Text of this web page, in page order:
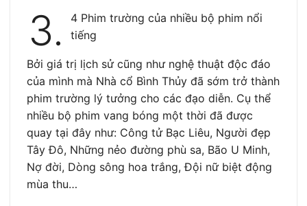
3.
4 Phim trường của nhiều bộ phim nổi
tiếng
Bởi giá trị lịch sử cũng như nghệ thuật độc đáo
của mình mà Nhà cổ Bình Thủy đã sớm trở thành
phim trường lý tưởng cho các đạo diễn. Cụ thể
nhiều bộ phim vang bóng một thời đã được
quay tại đây như: Công tử Bạc Liêu, Người đẹp
Tây Đô, Những nẻo đường phù sa, Bão U Minh,
Nợ đời, Dòng sông hoa trắng, Đội nữ biệt động
mùa thu…